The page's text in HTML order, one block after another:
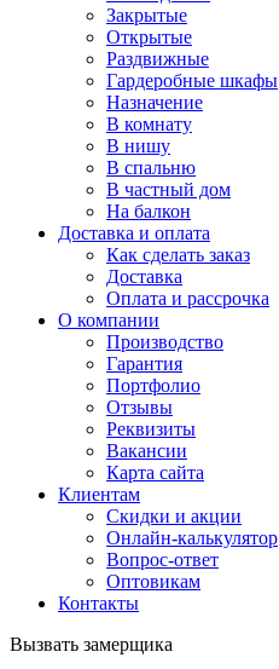
Закрытые
Открытые
Раздвижные
Гардеробные шкафы
Назначение
В комнату
В нишу
В спальню
В частный дом
На балкон
Доставка и оплата
Как сделать заказ
Доставка
Оплата и рассрочка
О компании
Производство
Гарантия
Портфолио
Отзывы
Реквизиты
Вакансии
Карта сайта
Клиентам
Скидки и акции
Онлайн-калькулятор
Вопрос-ответ
Оптовикам
Контакты
Вызвать замерщика